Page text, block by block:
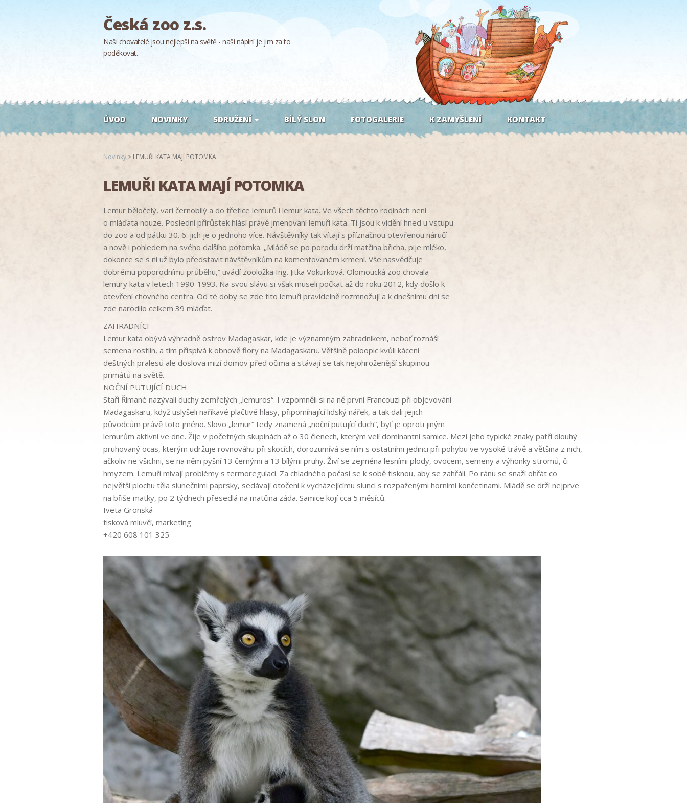
Česká zoo z.s.
Naši chovatelé jsou nejlepší na světě - naší náplní je jim za to
poděkovat.
ÚVOD NOVINKY SDRUŽENÍ BÍLÝ SLON FOTOGALERIE K ZAMYŠLENÍ KONTAKT
Novinky > LEMUŘI KATA MAJÍ POTOMKA
LEMUŘI KATA MAJÍ POTOMKA
Lemur běločelý, vari černobílý a do třetice lemurů i lemur kata. Ve všech těchto rodinách není
o mláďata nouze. Poslední přírůstek hlásí právě jmenovaní lemuři kata. Ti jsou k vidění hned u vstupu
do zoo a od pátku 30. 6. jich je o jednoho více. Návštěvníky tak vítají s příznačnou otevřenou náručí
a nově i pohledem na svého dalšího potomka. „Mládě se po porodu drží matčina břicha, pije mléko,
dokonce se s ní už bylo představit návštěvníkům na komentovaném krmení. Vše nasvědčuje
dobrému poporodnímu průběhu,” uvádí zooložka Ing. Jitka Vokurková. Olomoucká zoo chovala
lemury kata v letech 1990-1993. Na svou slávu si však museli počkat až do roku 2012, kdy došlo k
otevření chovného centra. Od té doby se zde tito lemuři pravidelně rozmnožují a k dnešnímu dni se
zde narodilo celkem 39 mláďat.
ZAHRADNÍCI
Lemur kata obývá výhradně ostrov Madagaskar, kde je významným zahradníkem, neboť roznáší
semena rostlin, a tím přispívá k obnově flory na Madagaskaru. Většině poloopic kvůli kácení
deštných pralesů ale doslova mizí domov před očima a stávají se tak nejohroženější skupinou
primátů na světě.
NOČNÍ PUTUJÍCÍ DUCH
Staří Římané nazývali duchy zemřelých „lemuros“. I vzpomněli si na ně první Francouzi při objevování
Madagaskaru, když uslyšeli naříkavé plačtivé hlasy, připomínající lidský nářek, a tak dali jejich
původcům právě toto jméno. Slovo „lemur“ tedy znamená „noční putující duch“, byť je oproti jiným
lemurům aktivní ve dne. Žije v početných skupinách až o 30 členech, kterým velí dominantní samice. Mezi jeho typické znaky patří dlouhý
pruhovaný ocas, kterým udržuje rovnováhu při skocích, dorozumívá se ním s ostatními jedinci při pohybu ve vysoké trávě a většina z nich,
ačkoliv ne všichni, se na něm pyšní 13 černými a 13 bílými pruhy. Živí se zejména lesními plody, ovocem, semeny a výhonky stromů, či
hmyzem. Lemuři mívají problémy s termoregulací. Za chladného počasí se k sobě tisknou, aby se zahřáli. Po ránu se snaží ohřát co
největší plochu těla slunečními paprsky, sedávají otočení k vycházejícímu slunci s rozpaženými horními končetinami. Mládě se drží nejprve
na břiše matky, po 2 týdnech přesedlá na matčina záda. Samice kojí cca 5 měsíců.
Iveta Gronská
tisková mluvčí, marketing
+420 608 101 325